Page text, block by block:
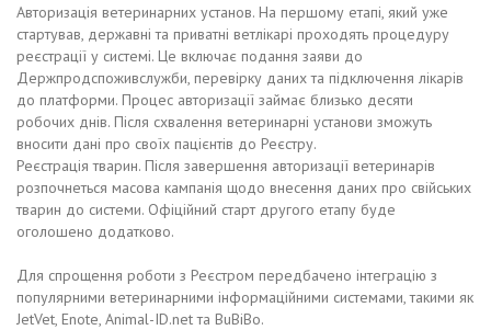
Авторизація ветеринарних установ. На першому етапі, який уже
стартував, державні та приватні ветлікарі проходять процедуру
реєстрації у системі. Це включає подання заяви до
Держпродспоживслужби, перевірку даних та підключення лікарів
до платформи. Процес авторизації займає близько десяти
робочих днів. Після схвалення ветеринарні установи зможуть
вносити дані про своїх пацієнтів до Реєстру.
Реєстрація тварин. Після завершення авторизації ветеринарів
розпочнеться масова кампанія щодо внесення даних про свійських
тварин до системи. Офіційний старт другого етапу буде
оголошено додатково.
Для спрощення роботи з Реєстром передбачено інтеграцію з
популярними ветеринарними інформаційними системами, такими як
JetVet, Enote, Animal-ID.net та BuBiBo.